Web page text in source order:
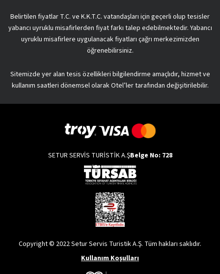
Belirtilen fiyatlar T.C. ve K.K.T.C. vatandaşları için geçerli olup tesisler
yabancı uyruklu misafirlerden fiyat farkı talep edebilmektedir. Yabancı
uyruklu misafirlere uygulanacak fiyatları çağrı merkezimizden
öğrenebilirsiniz.
Sitemizde yer alan tesis özellikleri bilgilendirme amaçlıdır, hizmet ve
kullanım saatleri dönemsel olarak Otel’ler tarafından değişitirilebilir.
SETUR SERVİS TURİSTİK A.ŞBelge No: 728
Copyright © 2022 Setur Servis Turistik A.Ş. Tüm hakları saklıdır.
Kullanım Koşulları